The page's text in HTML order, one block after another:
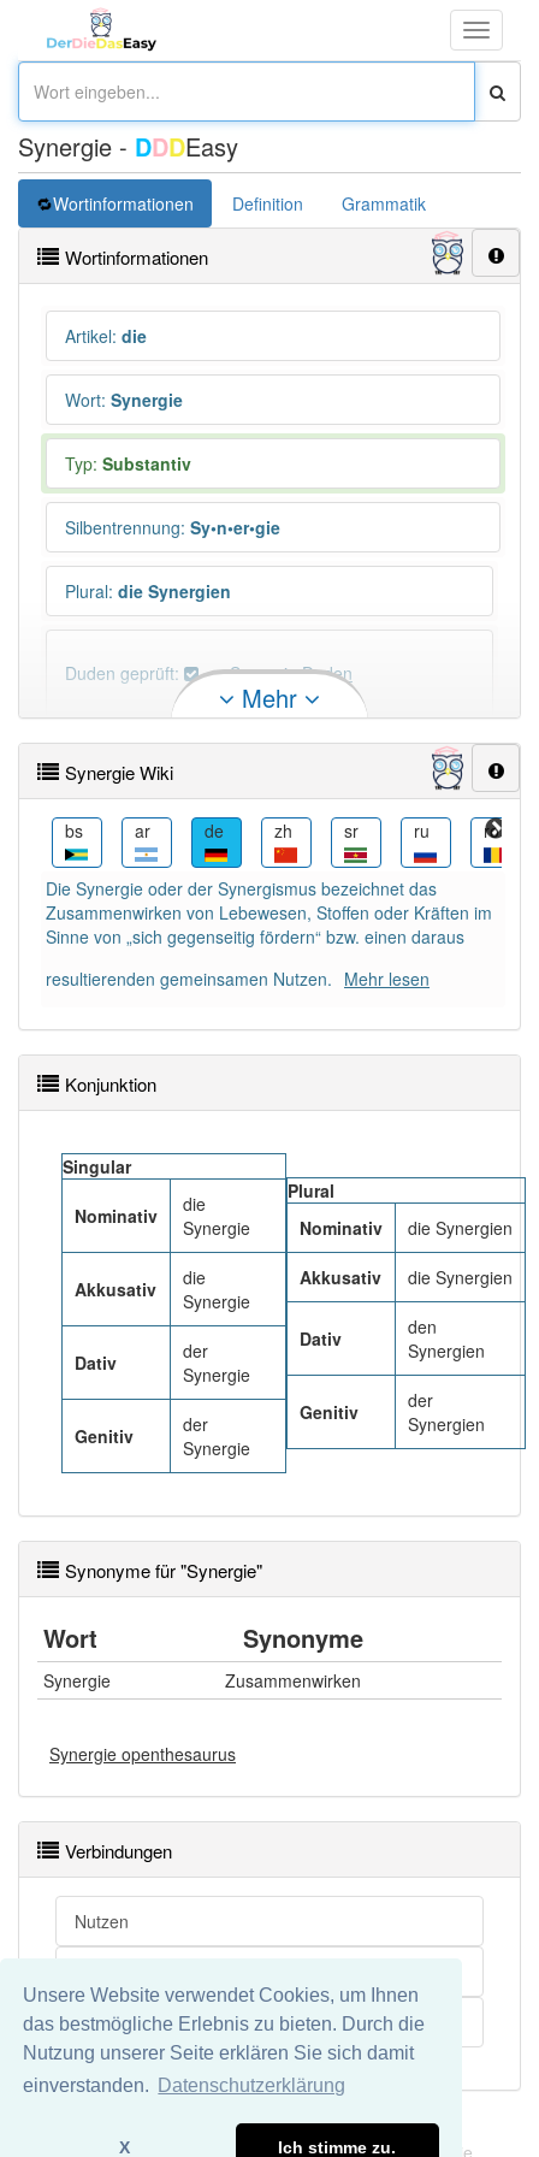
Unsere Website verwendet Cookies, um Ihnen
das bestmögliche Erlebnis zu bieten. Durch die
Nutzung unserer Seite erklären Sie sich damit
einverstanden.
Datenschutzerklärung
X Ich stimme zu.
Toggle
Synergie - DDDEasy
Wortinformationen Definition Grammatik
Wortinformationen
Artikel: die
Wort: Synergie
Typ: Substantiv
Silbentrennung: Sy•n•er•gie
Plural: die Synergien
Duden geprüft: Synergie Duden
×
Wörter, die mit "-ie" enden, haben fast immer
Artikel:die.
DER:41Ausnahmen Beispiele
4 354
DAS:34Ausnahmen
Wörter mit Endung -synergie: 2
Wörter mit Endung-synergieaber mit einem
anderen Artikeldie
95% unserer Spielapp-Nutzer haben den Artikel
korrekt erraten.
Mehr
Synergie Wiki
bs ar de zh sr ru ro
Die Synergie oder der Synergismus bezeichnet das
Zusammenwirken von Lebewesen, Stoffen oder Kräften im
Sinne von „sich gegenseitig fördern“ bzw. einen daraus
resultierenden gemeinsamen Nutzen. Mehr lesen
Konjunktion
Singular
Nominativ
die
Synergie
Akkusativ
die
Synergie
Dativ
der
Synergie
Genitiv
der
Synergie
Plural
Nominativ
die Synergien
Akkusativ die Synergien
Dativ
den
Synergien
Genitiv
der
Synergien
Synonyme für "Synergie"
Wort Synonyme
Synergie Zusammenwirken
Synergie openthesaurus
Verbindungen
Nutzen
Synergismus
Datenschutz
Wir übernehmen keine Garantie und keine Haftung für die